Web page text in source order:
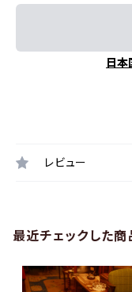
日本
レビュー
最近チェックした商